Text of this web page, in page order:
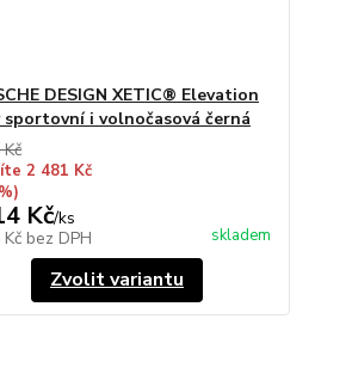
DESIGN XETIC® Elevation
sportovní i volnočasová černá
2 481 Kč
Kč/ks
bez DPH skladem
Zvolit variantu